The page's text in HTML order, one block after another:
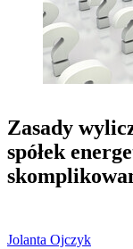
Zasady
spółek
Jolanta Ojczyk